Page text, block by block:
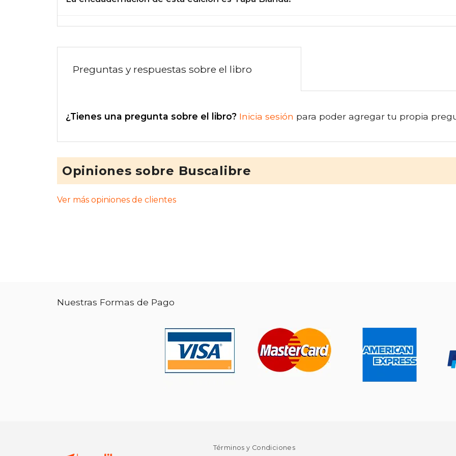
Preguntas y respuestas sobre el libro
¿Tienes una pregunta sobre el libro? Inicia sesión para poder agregar tu propia
Opiniones sobre Buscalibre
Ver más opiniones de clientes
Nuestras Formas de Pago
Términos y Condiciones